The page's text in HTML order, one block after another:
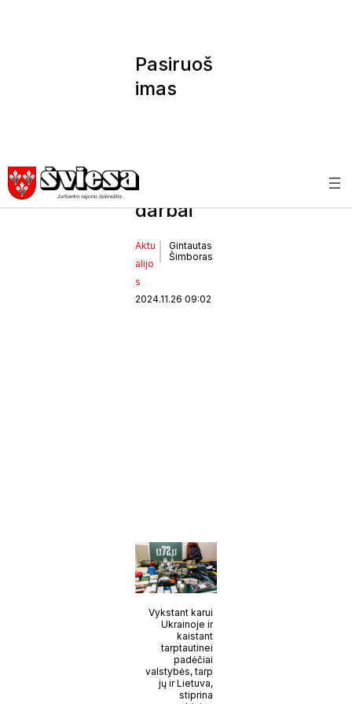
Pasiruoš
imas
mi
darbai
Aktu
alijo
s
Gintautas
Šimboras
2024.11.26 09:02
Vykstant karui
Ukrainoje ir
kaistant
tarptautinei
padėčiai
valstybės, tarp
jų ir Lietuva,
stiprina